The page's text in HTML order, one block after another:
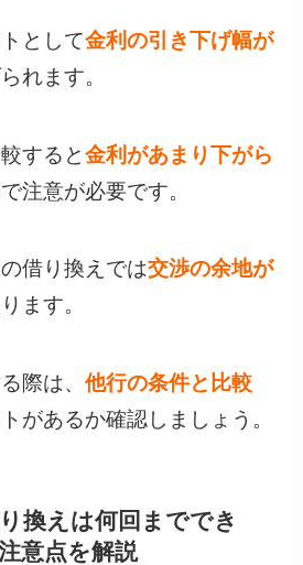
として金利の引き下げ幅が
れます。
すると金利があまり下がら
注意が必要です。
借り換えでは交渉の余地が
ます。
際は、他行の条件と比較
があるか確認しましょう。
換えは何回まででき
意点を解説